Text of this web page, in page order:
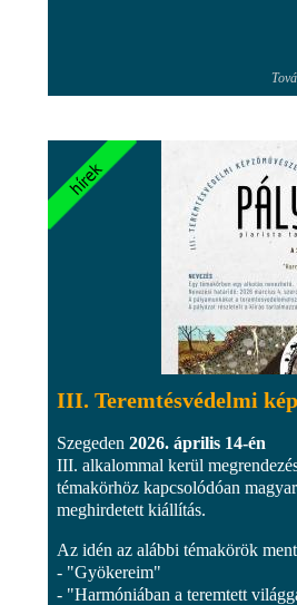
III. Teremtésvédelmi
Szegeden 2026. április 14-én
III. alkalommal kerül
témakörhöz kapcsolódóan
meghirdetett kiállítás.
Az idén az alábbi témakörök
- "Gyökereim"
- "Harmóniában a teremtett